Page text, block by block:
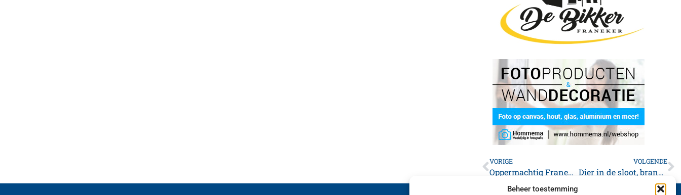
Beheer toestemming
VORIGE
Oppermachtig Franeker wint in Mantgum
VOLGENDE
Dier in de sloot, brandweer schiet te hulp